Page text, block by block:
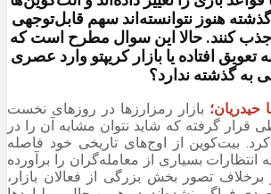
هنوز نتوانسته‌اند سهم قابل‌توجهی
جذب کنند. حالا این سوال مطرح است که
تعویق افتاده یا بازار کریپتو وارد عصری
به گذشته ندارد؟
حیدریان؛ بازار رمزارزها در روزهای نخست
شرایطی قرار گرفته که شاید نتوان مشابه آن را در
بیت‌کوین از اوج‌های تاریخی خود فاصله
انتظارات بسیاری از معامله‌گران را برآورده
برخلاف تصور بخش بزرگی از فعالان بازار،